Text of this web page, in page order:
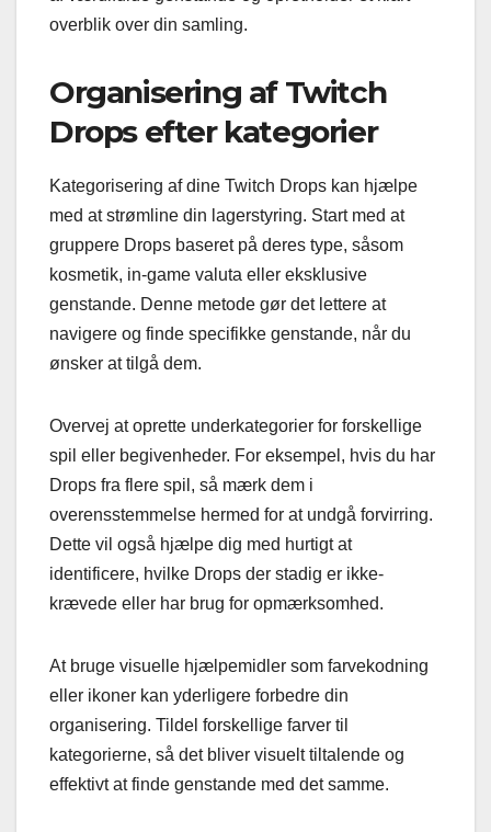
overblik over din samling.
Organisering af Twitch
Drops efter kategorier
Kategorisering af dine Twitch Drops kan hjælpe
med at strømline din lagerstyring. Start med at
gruppere Drops baseret på deres type, såsom
kosmetik, in-game valuta eller eksklusive
genstande. Denne metode gør det lettere at
navigere og finde specifikke genstande, når du
ønsker at tilgå dem.
Overvej at oprette underkategorier for forskellige
spil eller begivenheder. For eksempel, hvis du har
Drops fra flere spil, så mærk dem i
overensstemmelse hermed for at undgå forvirring.
Dette vil også hjælpe dig med hurtigt at
identificere, hvilke Drops der stadig er ikke-
krævede eller har brug for opmærksomhed.
At bruge visuelle hjælpemidler som farvekodning
eller ikoner kan yderligere forbedre din
organisering. Tildel forskellige farver til
kategorierne, så det bliver visuelt tiltalende og
effektivt at finde genstande med det samme.